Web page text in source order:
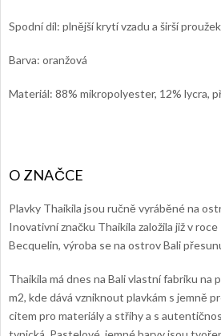
Spodní díl: plnější krytí vzadu a širší
Barva: oranžová
Materiál: 88% mikropolyester, 12% lycra,
Plavky Thaikila jsou ručně vyráběné na
Inovativní značku Thaikila založila již v roce
Becquelin, výroba se na ostrov Bali
Thaikila má dnes na Bali vlastní fabriku na
m2, kde dává vzniknout plavkám s jemně
citem pro materiály a střihy a s